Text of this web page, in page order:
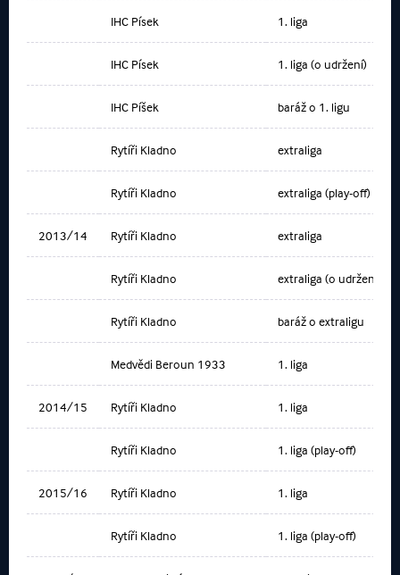
IHC Písek 1. liga
IHC Písek 1. liga (o udržení)
IHC Píšek baráž o 1. ligu
Rytíři Kladno extraliga
Rytíři Kladno extraliga (play-off)
2013/14 Rytíři Kladno extraliga
Rytíři Kladno extraliga (o udržení)
Rytíři Kladno baráž o extraligu
Medvědi Beroun 1933 1. liga
2014/15 Rytíři Kladno 1. liga
Rytíři Kladno 1. liga (play-off)
2015/16 Rytíři Kladno 1. liga
Rytíři Kladno 1. liga (play-off)